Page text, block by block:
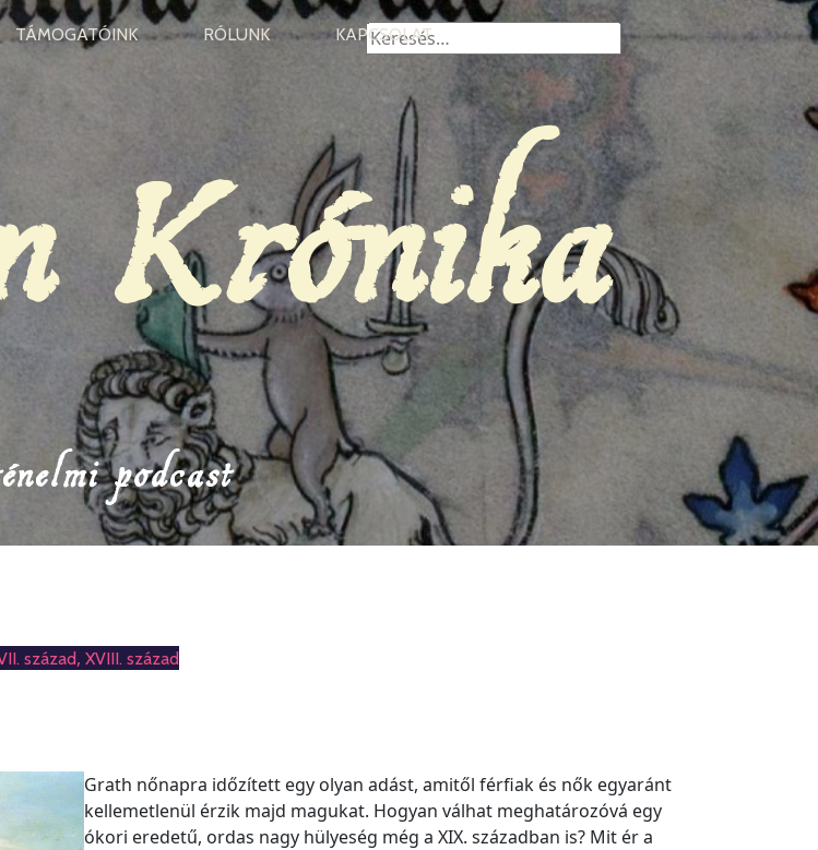
TÁMOGATÓINK RÓLUNK KAPCSOLAT
Keresés:
Krónika
podcast
század, XVIII. század
Grath nőnapra időzített egy olyan adást, amitől férfiak és nők egyaránt
kellemetlenül érzik majd magukat. Hogyan válhat meghatározóvá egy
ókori eredetű, ordas nagy hülyeség még a XIX. században is? Mit ér a